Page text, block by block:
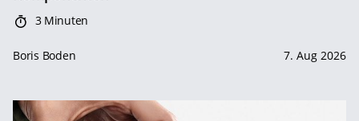
3 Minuten
Boris Boden 7. Aug 2026